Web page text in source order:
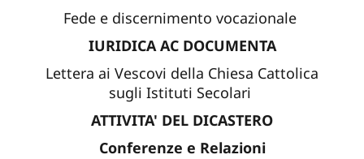
Fede e discernimento vocazionale
IURIDICA AC DOCUMENTA
Lettera ai Vescovi della Chiesa Cattolica
sugli Istituti Secolari
ATTIVITA' DEL DICASTERO
Conferenze e Relazioni